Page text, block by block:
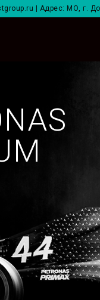
| Адрес: МО, г.